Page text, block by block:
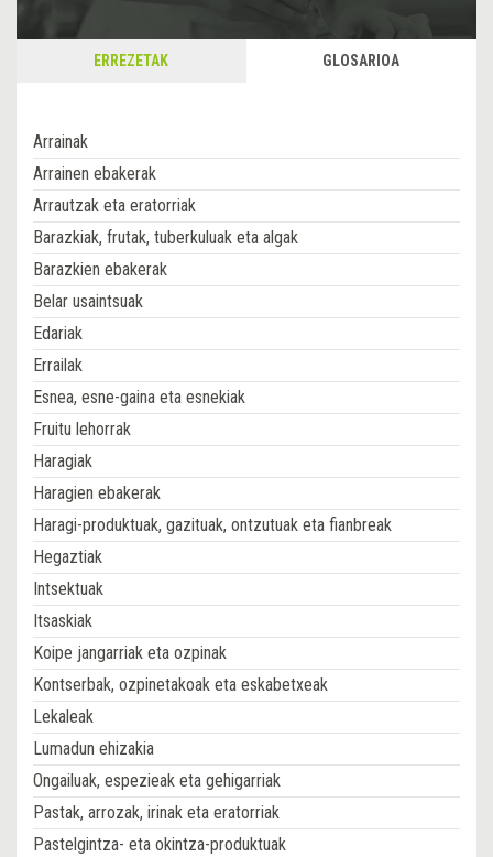
ERREZETAK GLOSARIOA
Arrainak
Arrainen ebakerak
Arrautzak eta eratorriak
Barazkiak, frutak, tuberkuluak eta algak
Barazkien ebakerak
Belar usaintsuak
Edariak
Errailak
Esnea, esne-gaina eta esnekiak
Fruitu lehorrak
Haragiak
Haragien ebakerak
Haragi-produktuak, gazituak, ontzutuak eta fianbreak
Hegaztiak
Intsektuak
Itsaskiak
Koipe jangarriak eta ozpinak
Kontserbak, ozpinetakoak eta eskabetxeak
Lekaleak
Lumadun ehizakia
Ongailuak, espezieak eta gehigarriak
Pastak, arrozak, irinak eta eratorriak
Pastelgintza- eta okintza-produktuak